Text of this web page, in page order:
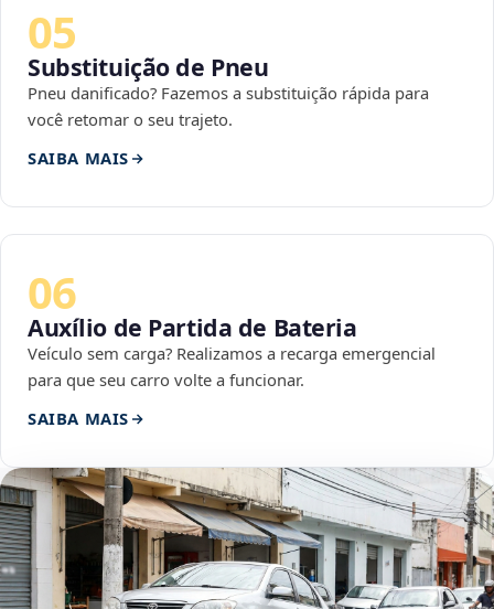
05
Substituição de Pneu
Pneu danificado? Fazemos a substituição rápida para
você retomar o seu trajeto.
SAIBA MAIS
06
Auxílio de Partida de Bateria
Veículo sem carga? Realizamos a recarga emergencial
para que seu carro volte a funcionar.
SAIBA MAIS